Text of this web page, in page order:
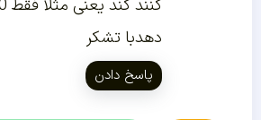
دهدبا تشکر
پاسخ دادن